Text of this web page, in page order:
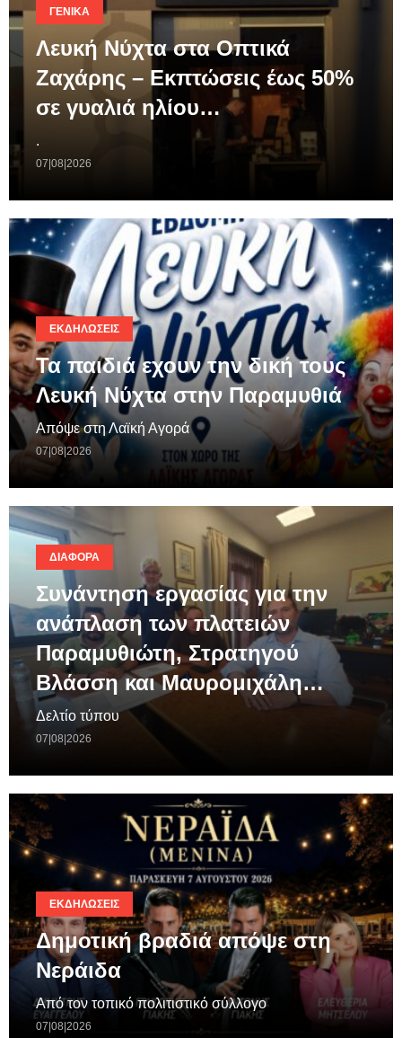
ΓΕΝΙΚΆ
Λευκή Νύχτα στα Οπτικά
Ζαχάρης – Εκπτώσεις έως 50%
σε γυαλιά ηλίου…
.
07|08|2026
ΕΚΔΗΛΏΣΕΙΣ
Τα παιδιά εχουν την δική τους
Λευκή Νύχτα στην Παραμυθιά
Απόψε στη Λαϊκή Αγορά
07|08|2026
ΔΙΆΦΟΡΑ
Συνάντηση εργασίας για την
ανάπλαση των πλατειών
Παραμυθιώτη, Στρατηγού
Βλάσση και Μαυρομιχάλη…
Δελτίο τύπου
07|08|2026
ΕΚΔΗΛΏΣΕΙΣ
Δημοτική βραδιά απόψε στη
Νεράιδα
Από τον τοπικό πολιτιστικό σύλλογο
07|08|2026